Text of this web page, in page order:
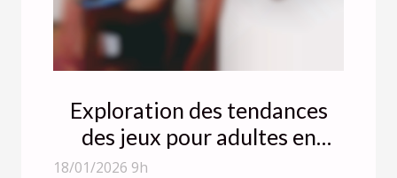
Exploration des tendances
des jeux pour adultes en
2026 : Évolution ou
18/01/2026 9h